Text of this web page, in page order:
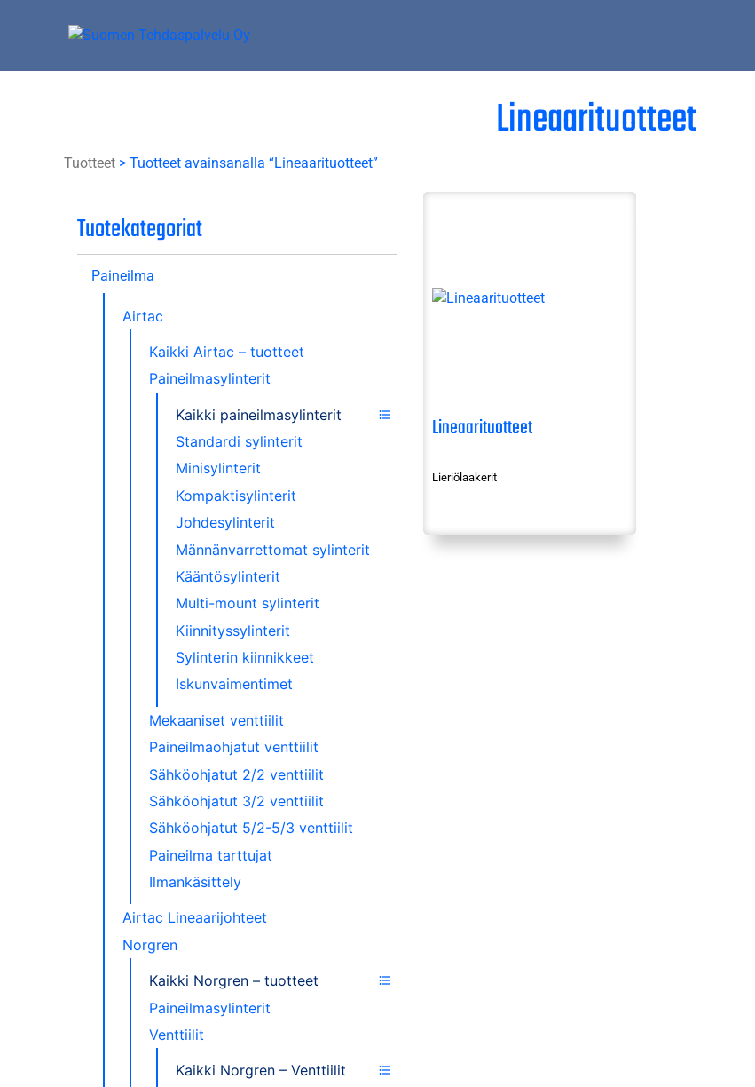
Lineaarituotteet
Tuotteet > Tuotteet avainsanalla “Lineaarituotteet”
Tuotekategoriat
Paineilma
Airtac
Kaikki Airtac – tuotteet
Paineilmasylinterit
Kaikki paineilmasylinterit
Standardi sylinterit
Minisylinterit
Kompaktisylinterit
Johdesylinterit
Männänvarrettomat sylinterit
Kääntösylinterit
Multi-mount sylinterit
Kiinnityssylinterit
Sylinterin kiinnikkeet
Iskunvaimentimet
Mekaaniset venttiilit
Paineilmaohjatut venttiilit
Sähköohjatut 2/2 venttiilit
Sähköohjatut 3/2 venttiilit
Sähköohjatut 5/2-5/3 venttiilit
Paineilma tarttujat
Ilmankäsittely
Airtac Lineaarijohteet
Norgren
Kaikki Norgren – tuotteet
Paineilmasylinterit
Venttiilit
Kaikki Norgren – Venttiilit
Lineaarituotteet
Lieriölaakerit